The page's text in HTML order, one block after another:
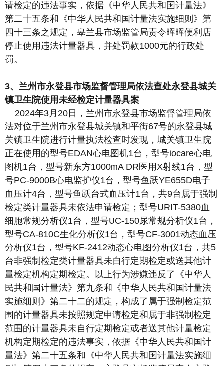
请检定的违法事实，依据《中华人民共和国计量法》
第二十五条和《中华人民共和国计量法实施细则》第
四十三条之规定，皋兰县市场监管局责令晖晖便利店
停止使用违法计量器具，并处罚款1000元的行政处
罚。
3、兰州市永登县市场监督管理局依法查处永登县城关
镇卫生院使用未经检定计量器具案
2024年3月20日，兰州市永登县市场监督管理局依
法对位于兰州市永登县城关镇和平街67号的永登县城
关镇卫生院进行计量执法检查时发现，城关镇卫生院
正在使用的型号EDAN心电图机1台，型号iocare心电
图机1台，型号新东方1000mA DR医用X射线1台，型
号PC-9000B心电监护仪1台，型号鱼跃YE655D电子
血压计4台，型号鱼跃台式血压计1台，共9台属于强制
检定类计量器具未依法申请检定；型号URIT-5380血
细胞常规分析仪1台，型号UC-150尿常规分析仪1台，
型号CA-810C生化分析仪1台，型号CF-3001动态血压
分析仪1台，型号KF-2412动态心电图分析仪1台，共5
台非强制检定类计量器具未自行定期检定或送其他计
量检定机构定期检定。以上行为涉嫌违反了《中华人
民共和国计量法》第九条和《中华人民共和国计量法
实施细则》第二十二的规定，构成了属于强制检定范
围的计量器具未按照规定申请检定和属于非强制检定
范围的计量器具未自行定期检定或者送其他计量检定
机构定期检定的违法事实，依据《中华人民共和国计
量法》第二十五条和《中华人民共和国计量法实施细